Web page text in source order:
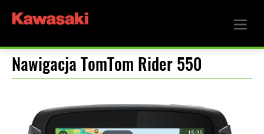
Nawigacja TomTom Rider 550